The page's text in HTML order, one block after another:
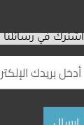
اشترك في رسائلنا